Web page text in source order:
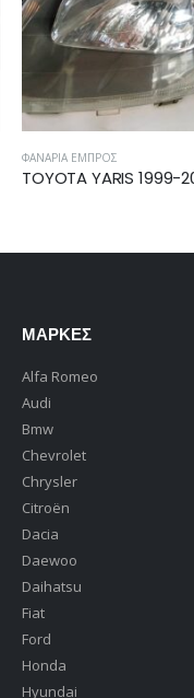
ΚΟΝΤΈΡ - ΚΑΝΤΡΆΝ
ΜΆΡΚΕΣ
Alfa Romeo
Audi
Bmw
Chevrolet
Chrysler
Citroën
Dacia
Daewoo
Daihatsu
Fiat
Ford
Honda
Hyundai